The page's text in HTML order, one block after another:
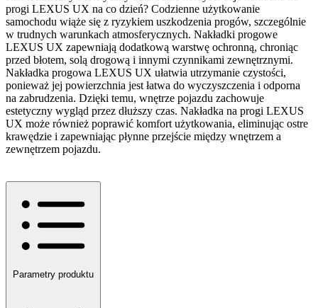
progi LEXUS UX na co dzień? Codzienne użytkowanie
samochodu wiąże się z ryzykiem uszkodzenia progów, szczególnie
w trudnych warunkach atmosferycznych. Nakładki progowe
LEXUS UX zapewniają dodatkową warstwę ochronną, chroniąc
przed błotem, solą drogową i innymi czynnikami zewnętrznymi.
Nakładka progowa LEXUS UX ułatwia utrzymanie czystości,
ponieważ jej powierzchnia jest łatwa do wyczyszczenia i odporna
na zabrudzenia. Dzięki temu, wnętrze pojazdu zachowuje
estetyczny wygląd przez dłuższy czas. Nakładka na progi LEXUS
UX może również poprawić komfort użytkowania, eliminując ostre
krawędzie i zapewniając płynne przejście między wnętrzem a
zewnętrzem pojazdu.
Parametry produktu